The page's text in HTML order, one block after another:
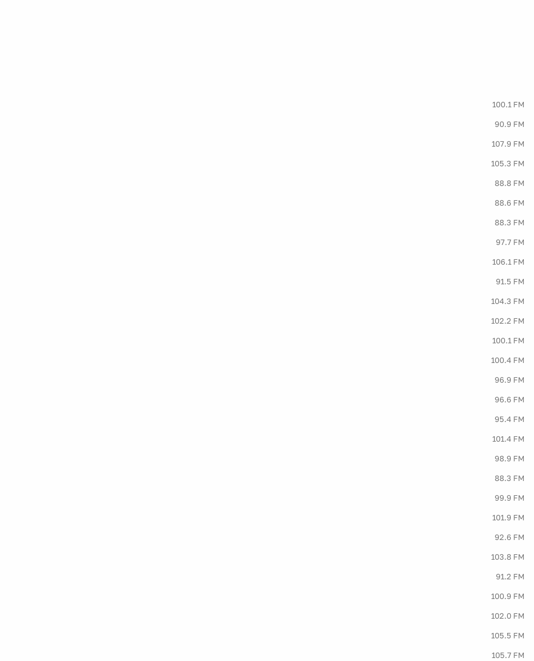
100.1 FM
90.9 FM
107.9 FM
105.3 FM
88.8 FM
88.6 FM
88.3 FM
97.7 FM
106.1 FM
91.5 FM
104.3 FM
102.2 FM
100.1 FM
100.4 FM
96.9 FM
96.6 FM
95.4 FM
101.4 FM
98.9 FM
88.3 FM
99.9 FM
101.9 FM
92.6 FM
103.8 FM
91.2 FM
100.9 FM
102.0 FM
105.5 FM
105.7 FM